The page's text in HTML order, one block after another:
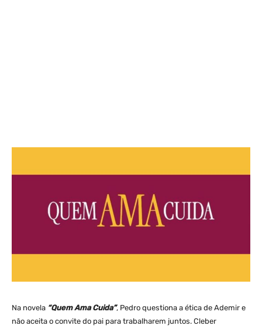
Na novela “Quem Ama Cuida”, Pedro questiona a ética de Ademir e
não aceita o convite do pai para trabalharem juntos. Cleber